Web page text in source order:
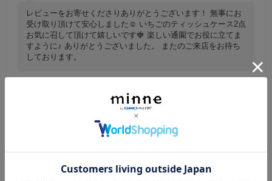
レビューをお寄せくださりありがとうございます！ 無事にお
受け取り頂けて安心しました☺️ いちごのティッシュケース2点
お気に召して頂けて嬉しいです🍓 楽しい通園でお役に立てま
すように♪ ありがとうございました。 またのご来店をお待ち
しております。
【ミニsize】キッズ ポケットティッシュケース
ミニポケットティッシュ 入れ ○入園 入学○くま
まみれ クマ
対応もとても早く、可愛いのが届きました！ あり
がとうございました！